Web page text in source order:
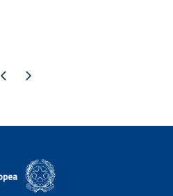
Pagina successiva